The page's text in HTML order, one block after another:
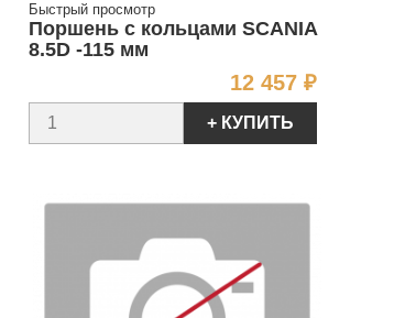
Быстрый просмотр
Поршень с кольцами SCANIA
8.5D -115 мм
12 457 ₽Цена
+ КУПИТЬ